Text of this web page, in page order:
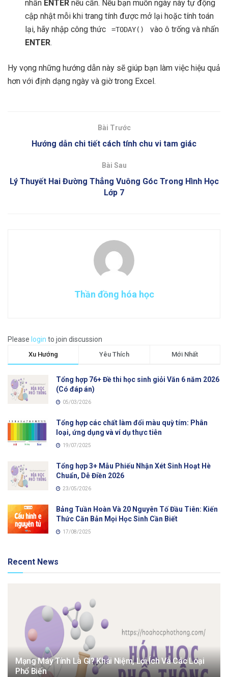
nhấn ENTER nếu cần. Nếu bạn muốn ngày này tự động
cập nhật mỗi khi trang tính được mở lại hoặc tính toán
lại, hãy nhập công thức
=TODAY()
vào ô trống và nhấn
ENTER.
Hy vọng những hướng dẫn này sẽ giúp bạn làm việc hiệu quả
hơn với định dạng ngày và giờ trong Excel.
Bài Trước
Hướng dẫn chi tiết cách tính chu vi tam giác
Bài Sau
Lý Thuyết Hai Đường Thẳng Vuông Góc Trong Hình Học
Lớp 7
Thần đồng hóa học
Please login to join discussion
Xu Hướng Yêu Thích Mới Nhất
Tổng hợp 76+ Đề thi học sinh giỏi Văn 6 năm 2026
(Có đáp án)
05/03/2026
Tổng hợp các chất làm đổi màu quỳ tím: Phân
loại, ứng dụng và ví dụ thực tiễn
19/07/2025
Tổng hợp 3+ Mẫu Phiếu Nhận Xét Sinh Hoạt Hè
Chuẩn, Dễ Điền 2026
23/05/2026
Bảng Tuần Hoàn Và 20 Nguyên Tố Đầu Tiên: Kiến
Thức Căn Bản Mọi Học Sinh Cần Biết
17/08/2025
Recent News
Mạng Máy Tính Là Gì? Khái Niệm, Lợi Ích Và Các Loại
Phổ Biến